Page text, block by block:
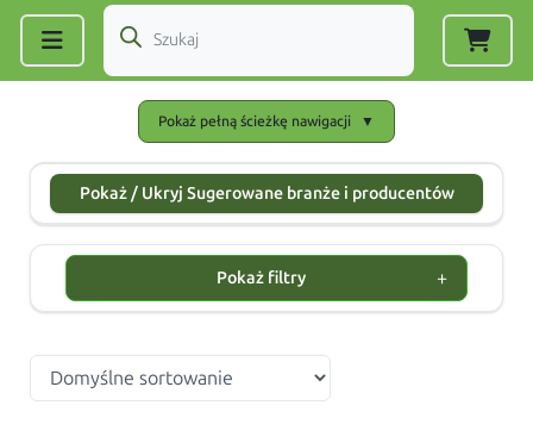
Pokaż pełną ścieżkę nawigacji ▼
Pokaż / Ukryj Sugerowane branże i producentów
Pokaż filtry +